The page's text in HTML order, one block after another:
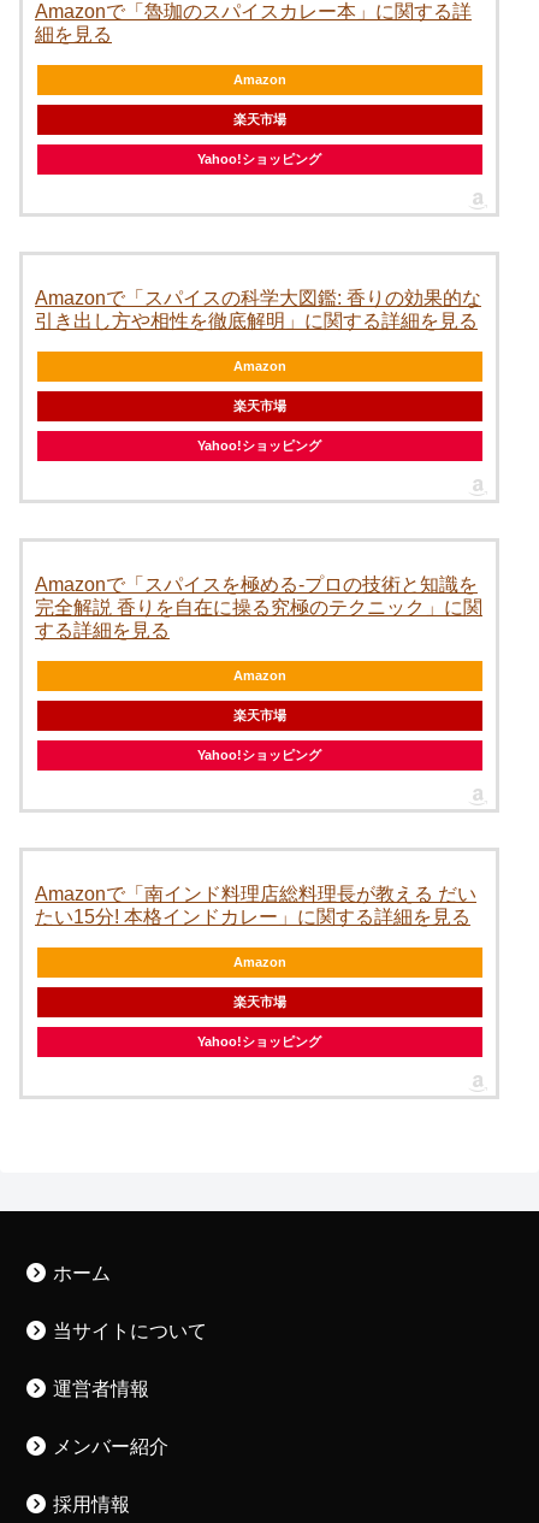
Amazonで「魯珈のスパイスカレー本」に関する詳
細を見る
Amazon
楽天市場
Yahoo!ショッピング
Amazonで「スパイスの科学大図鑑: 香りの効果的な
引き出し方や相性を徹底解明」に関する詳細を見る
Amazon
楽天市場
Yahoo!ショッピング
Amazonで「スパイスを極める-プロの技術と知識を
完全解説 香りを自在に操る究極のテクニック」に関
する詳細を見る
Amazon
楽天市場
Yahoo!ショッピング
Amazonで「南インド料理店総料理長が教える だい
たい15分! 本格インドカレー」に関する詳細を見る
Amazon
楽天市場
Yahoo!ショッピング
ホーム
当サイトについて
運営者情報
メンバー紹介
採用情報